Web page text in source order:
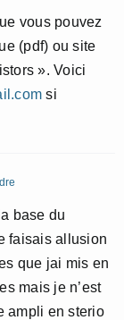
vous pouvez
(pdf) ou site
». Voici
si
base du
faisais allusion
que jai mis en
mais je n’est
ampli en sterio